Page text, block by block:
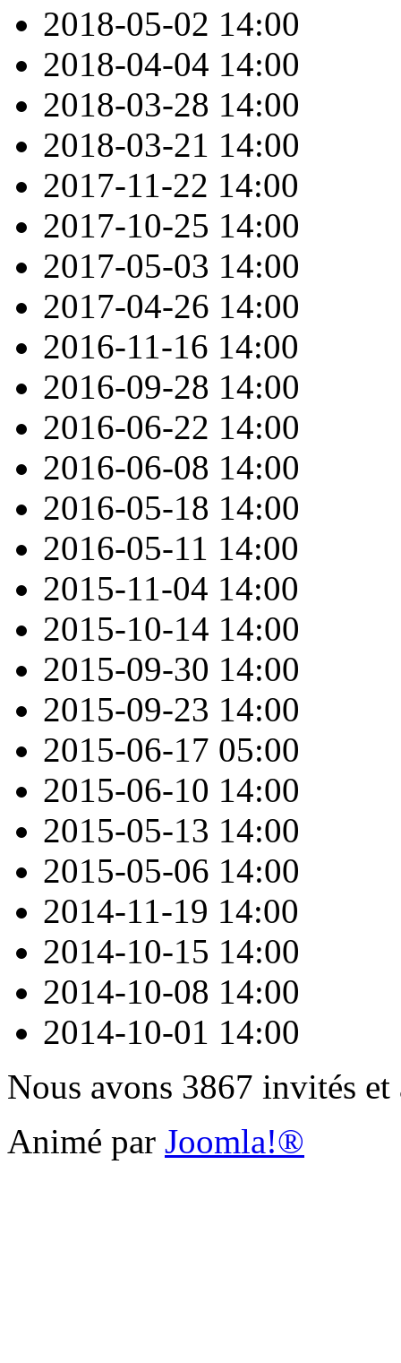
2018-05-02 14:00
2018-04-04 14:00
2018-03-28 14:00
2018-03-21 14:00
2017-11-22 14:00
2017-10-25 14:00
2017-05-03 14:00
2017-04-26 14:00
2016-11-16 14:00
2016-09-28 14:00
2016-06-22 14:00
2016-06-08 14:00
2016-05-18 14:00
2016-05-11 14:00
2015-11-04 14:00
2015-10-14 14:00
2015-09-30 14:00
2015-09-23 14:00
2015-06-17 05:00
2015-06-10 14:00
2015-05-13 14:00
2015-05-06 14:00
2014-11-19 14:00
2014-10-15 14:00
2014-10-08 14:00
2014-10-01 14:00
Nous avons 3867 invités
Animé par Joomla!®